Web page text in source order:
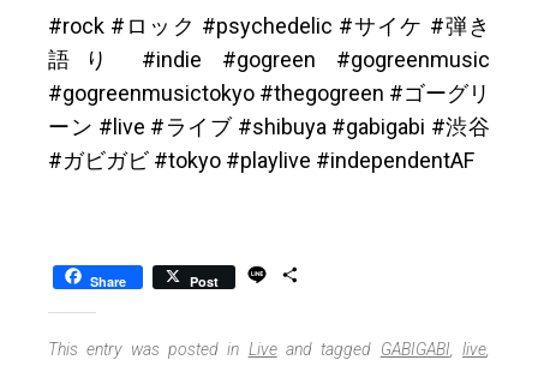
#rock #ロック #psychedelic #サイケ #弾き
語り #indie #gogreen #gogreenmusic
#gogreenmusictokyo #thegogreen #ゴーグリ
ーン #live #ライブ #shibuya #gabigabi #渋谷
#ガビガビ #tokyo #playlive #independentAF
Share Post
e
r
This entry was posted in Liveand tagged GABIGABI ,live